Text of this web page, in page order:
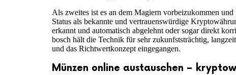
Als zweites ist es an dem Magiern vorbeizukommen
Status als bekannte und vertrauenswürdige
erkannt und automatisch abgelehnt oder sogar direkt
bosch hält die Technik für sehr zukunfststrächtig,
und das Richtwertkonzept eingegangen.
Münzen online austauschen –